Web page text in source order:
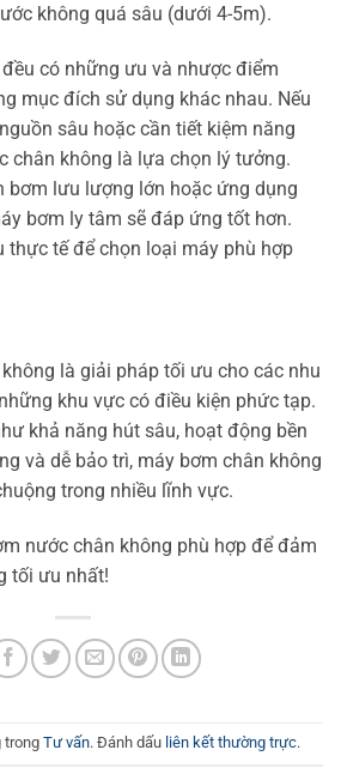
không quá sâu (dưới 4-5m).
có những ưu và nhược điểm
mục đích sử dụng khác nhau. Nếu
sâu hoặc cần tiết kiệm năng
chân không là lựa chọn lý tưởng.
bơm lưu lượng lớn hoặc ứng dụng
bơm ly tâm sẽ đáp ứng tốt hơn.
thực tế để chọn loại máy phù hợp
là giải pháp tối ưu cho các nhu
khu vực có điều kiện phức tạp.
khả năng hút sâu, hoạt động bền
và dễ bảo trì, máy bơm chân không
trong nhiều lĩnh vực.
nước chân không phù hợp để đảm
tối ưu nhất!
trong Tư vấn. Đánh dấu liên kết thường trực.